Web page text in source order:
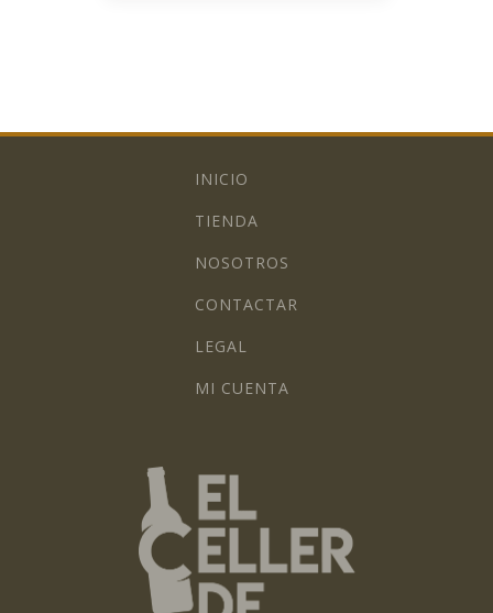
INICIO
TIENDA
NOSOTROS
CONTACTAR
LEGAL
MI CUENTA